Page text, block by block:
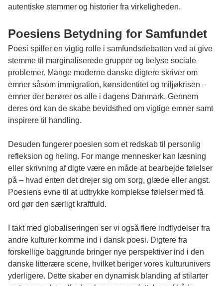
autentiske stemmer og historier fra virkeligheden.
Poesiens Betydning for Samfundet
Poesi spiller en vigtig rolle i samfundsdebatten ved at give
stemme til marginaliserede grupper og belyse sociale
problemer. Mange moderne danske digtere skriver om
emner såsom immigration, kønsidentitet og miljøkrisen –
emner der berører os alle i dagens Danmark. Gennem
deres ord kan de skabe bevidsthed om vigtige emner samt
inspirere til handling.
Desuden fungerer poesien som et redskab til personlig
refleksion og heling. For mange mennesker kan læsning
eller skrivning af digte være en måde at bearbejde følelser
på – hvad enten det drejer sig om sorg, glæde eller angst.
Poesiens evne til at udtrykke komplekse følelser med få
ord gør den særligt kraftfuld.
I takt med globaliseringen ser vi også flere indflydelser fra
andre kulturer komme ind i dansk poesi. Digtere fra
forskellige baggrunde bringer nye perspektiver ind i den
danske litterære scene, hvilket beriger vores kulturunivers
yderligere. Dette skaber en dynamisk blanding af stilarter